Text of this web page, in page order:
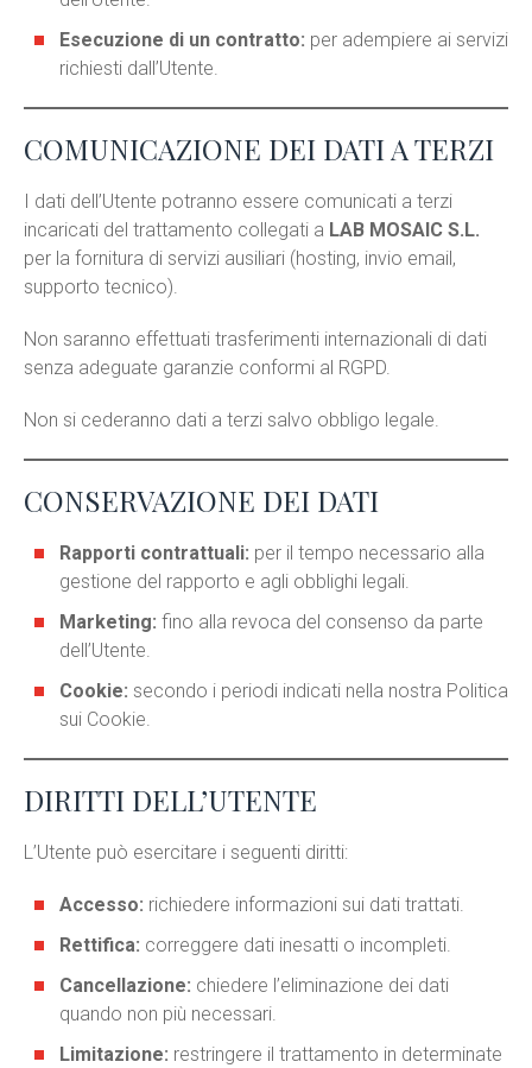
Esecuzione di un contratto: per adempiere ai servizi
richiesti dall’Utente.
COMUNICAZIONE DEI DATI A TERZI
I dati dell’Utente potranno essere comunicati a terzi
incaricati del trattamento collegati a LAB MOSAIC S.L.
per la fornitura di servizi ausiliari (hosting, invio email,
supporto tecnico).
Non saranno effettuati trasferimenti internazionali di dati
senza adeguate garanzie conformi al RGPD.
Non si cederanno dati a terzi salvo obbligo legale.
CONSERVAZIONE DEI DATI
Rapporti contrattuali: per il tempo necessario alla
gestione del rapporto e agli obblighi legali.
Marketing: fino alla revoca del consenso da parte
dell’Utente.
Cookie: secondo i periodi indicati nella nostra Politica
sui Cookie.
DIRITTI DELL’UTENTE
L’Utente può esercitare i seguenti diritti:
Accesso: richiedere informazioni sui dati trattati.
Rettifica: correggere dati inesatti o incompleti.
Cancellazione: chiedere l’eliminazione dei dati
quando non più necessari.
Limitazione: restringere il trattamento in determinate